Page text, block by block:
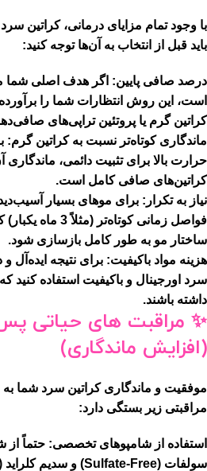
با وجود تمام مزایای درمانی، کراتین
باید قبل از انتخاب به آن‌ها توجه کنید:
درصد صافی پایین: اگر هدف اصلی شما
است، این روش انتظارات شما را
کراتین گرم یا پروتئین تراپی‌های
ماندگاری کوتاه‌تر نسبت به کراتین گرم:
حرارت بالا برای تثبیت دائمی، ماندگاری
کراتین‌های صافی کامل است.
نیاز به تکرار: برای موهای بسیار
فواصل زمانی
ساختار مو به طور کامل بازسازی شود.
هزینه مواد باکیفیت: برای نتیجه ایده‌آل و
سرد اورجینال و باکیفیت استفاده کنید
داشته باشند.
✨ مراقبت های حیاتی
(افزایش ماندگاری)
موفقیت و ماندگاری کراتین سرد شما
مراقبتی زیر بستگی دارد:
استفاده از شامپوهای تخصصی: حتماً از
سولفات (Sulfate-Free)
و سدیم کلراید